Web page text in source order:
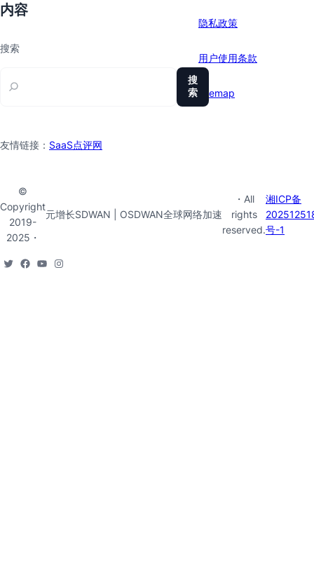
内容
搜索
搜
索
隐私政策
用户使用条款
sitemap
友情链接： SaaS点评网
©
Copyright
2019-
2025・
元增长SDWAN | OSDWAN全球网络加速
・All
rights
reserved.
湘ICP备
号-1